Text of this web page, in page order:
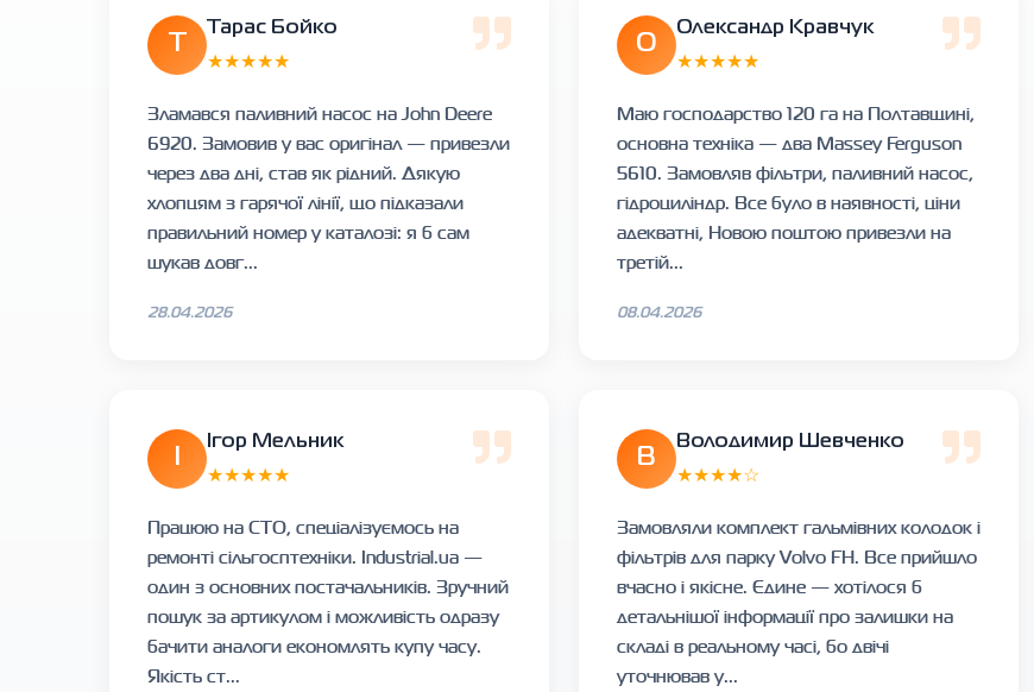
Тарас Бойко
★★★★★
Зламався паливний насос на John Deere
6920. Замовив у вас оригінал — привезли
через два дні, став як рідний. Дякую
хлопцям з гарячої лінії, що підказали
правильний номер у каталозі: я б сам
шукав довг...
28.04.2026
О
Олександр Кравчук
★★★★★
Маю господарство 120 га на Полтавщині,
основна техніка — два Massey Ferguson
5610. Замовляв фільтри, паливний насос,
гідроциліндр. Все було в наявності, ціни
адекватні, Новою поштою привезли на
третій...
08.04.2026
Ігор Мельник
★★★★★
Працюю на СТО, спеціалізуємось на
ремонті сільгосптехніки. Industrial.ua —
один з основних постачальників. Зручний
пошук за артикулом і можливість одразу
бачити аналоги економлять купу часу.
Якість ст...
В
Володимир Шевченко
★★★★☆
Замовляли комплект гальмівних колодок і
фільтрів для парку Volvo FH. Все прийшло
вчасно і якісне. Єдине — хотілося б
детальнішої інформації про залишки на
складі в реальному часі, бо двічі
уточнював у...